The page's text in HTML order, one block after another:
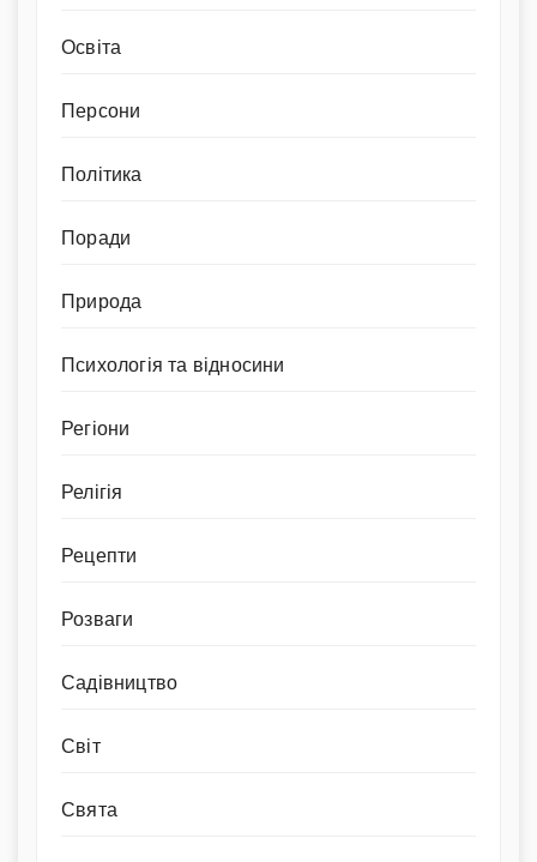
Освіта
Персони
Політика
Поради
Природа
Психологія та відносини
Регіони
Релігія
Рецепти
Розваги
Садівництво
Світ
Свята